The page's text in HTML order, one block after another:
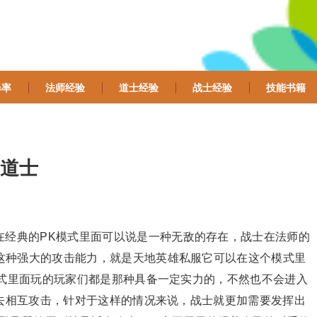
法师经验 道士经验 战士经验 技能书籍
士
典的PK模式里面可以说是一种无敌的存在，战士在法师的
强大的攻击能力，就是天地英雄私服它可以在这个模式里
面玩的玩家们都是那种具备一定实力的，不然也不会进入
互攻击，针对于这样的情况来说，战士就更加需要发挥出